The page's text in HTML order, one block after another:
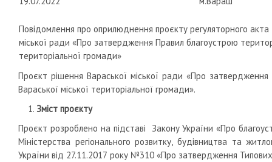
Повідомлення про оприлюднення проєкту регуляторного
міської ради «Про затвердження Правил благоустрою
територіальної громади»
Проєкт рішення Вараської міської ради «Про затвердження
Вараської міської територіальної громади».
Зміст проєкту
Проєкт розроблено на підставі Закону України «Про
Міністерства регіонального розвитку, будівництва та
України від 27.11.2017 року №310 «Про затвердження